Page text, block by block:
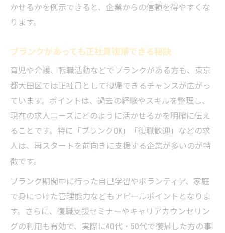
かせるかを例示できると、企業からの信頼を得やすくな
ります。
ブランクがあっても正社員復帰できる秘訣
育児や介護、転職活動などでブランクがある方も、東京
都大田区では正社員として復帰できるチャンスが広がっ
ています。ポイントは、過去の経験やスキルを整理し、
現在の求人ニーズにどのように活かせるかを明確に伝え
ることです。特に「ブランクOK」「復職歓迎」などの求
人は、再スタートを前向きに支援する企業が多いのが特
徴です。
ブランク期間中に行った自己学習やボランティア、家庭
で身につけた管理能力などもアピールポイントとなりま
す。さらに、復職支援セミナーやキャリアカウンセリン
グの利用も有効で、実際に40代・50代で復帰した方の事